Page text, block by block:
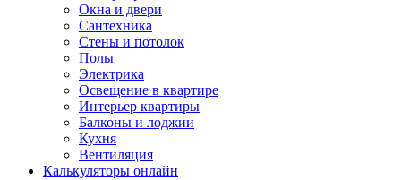
Окна и двери
Сантехника
Стены и потолок
Полы
Электрика
Освещение в квартире
Интерьер квартиры
Балконы и лоджии
Кухня
Вентиляция
Калькуляторы онлайн